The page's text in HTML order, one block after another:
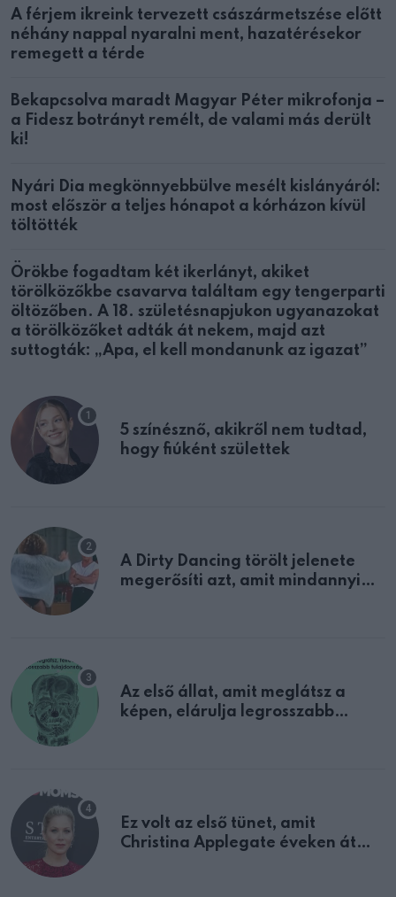
A férjem ikreink tervezett császármetszése előtt
néhány nappal nyaralni ment, hazatérésekor
remegett a térde
Bekapcsolva maradt Magyar Péter mikrofonja –
a Fidesz botrányt remélt, de valami más derült
ki!
Nyári Dia megkönnyebbülve mesélt kislányáról:
most először a teljes hónapot a kórházon kívül
töltötték
Örökbe fogadtam két ikerlányt, akiket
törölközőkbe csavarva találtam egy tengerparti
öltözőben. A 18. születésnapjukon ugyanazokat
a törölközőket adták át nekem, majd azt
suttogták: „Apa, el kell mondanunk az igazat”
5 színésznő, akikről nem tudtad,
hogy fiúként születtek
A Dirty Dancing törölt jelenete
megerősíti azt, amit mindannyian
Az első állat, amit meglátsz a
képen, elárulja legrosszabb
Ez volt az első tünet, amit
Christina Applegate éveken át